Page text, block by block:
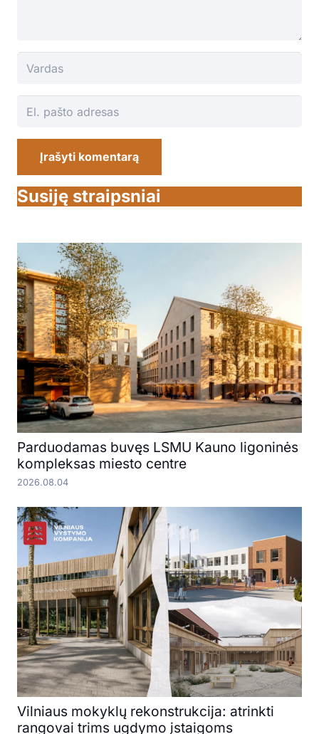
Įrašyti komentarą
Susiję straipsniai
Parduodamas buvęs LSMU Kauno ligoninės
kompleksas miesto centre
2026.08.04
Vilniaus mokyklų rekonstrukcija: atrinkti
rangovai trims ugdymo įstaigoms